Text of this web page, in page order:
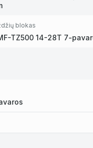
blokas
TZ500 14-28T 7-